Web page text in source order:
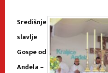
Središnje
slavlje
Gospe od
Anđela –